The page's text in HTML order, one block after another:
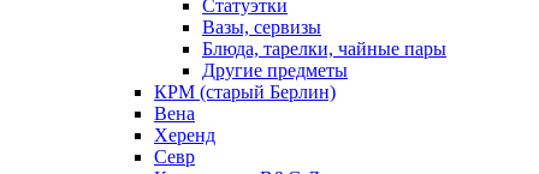
Статуэтки
Вазы, сервизы
Блюда, тарелки, чайные пары
Другие предметы
КРМ (старый Берлин)
Вена
Херенд
Севр